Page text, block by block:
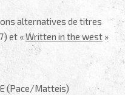
alternatives de titres
et «Written in the west »
(Pace/Matteis)